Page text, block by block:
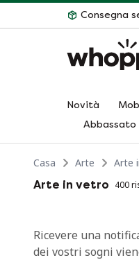
Consegna
Novità
Casa Arte
Arte
Arte in vetro 400
Ricevere una
dei vostri sogni